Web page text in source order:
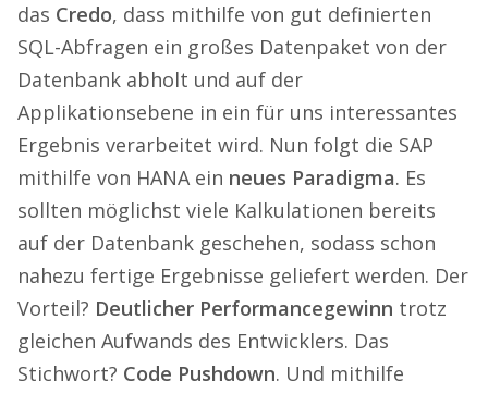
das Credo, dass mithilfe von gut definierten
SQL-Abfragen ein großes Datenpaket von der
Datenbank abholt und auf der
Applikationsebene in ein für uns interessantes
Ergebnis verarbeitet wird. Nun folgt die SAP
mithilfe von HANA ein neues Paradigma. Es
sollten möglichst viele Kalkulationen bereits
auf der Datenbank geschehen, sodass schon
nahezu fertige Ergebnisse geliefert werden. Der
Vorteil? Deutlicher Performancegewinn trotz
gleichen Aufwands des Entwicklers. Das
Stichwort? Code Pushdown. Und mithilfe